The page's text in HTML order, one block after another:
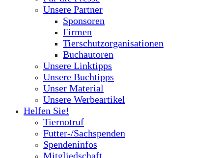
Unsere Partner
Sponsoren
Firmen
Tierschutzorganisationen
Buchautoren
Unsere Linktipps
Unsere Buchtipps
Unser Material
Unsere Werbeartikel
Helfen Sie!
Tiernotruf
Futter-/Sachspenden
Spendeninfos
Mitgliedschaft